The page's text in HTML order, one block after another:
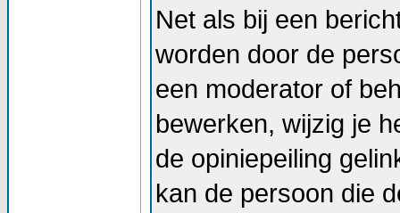
Net als bij een
worden door de
een moderator of
bewerken, wijzig je
de opiniepeiling
kan de persoon die